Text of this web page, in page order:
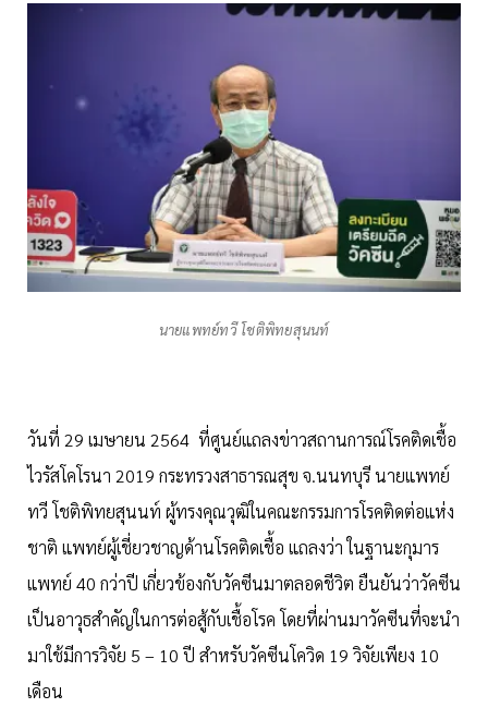
นายแพทย์ทวี โชติพิทยสุนนท์
วันที่ 29 เมษายน 2564 ที่ศูนย์แถลงข่าวสถานการณ์โรคติดเชื้อ
ไวรัสโคโรนา 2019 กระทรวงสาธารณสุข จ.นนทบุรี นายแพทย์
ทวี โชติพิทยสุนนท์ ผู้ทรงคุณวุฒิในคณะกรรมการโรคติดต่อแห่ง
ชาติ แพทย์ผู้เชี่ยวชาญด้านโรคติดเชื้อ แถลงว่า ในฐานะกุมาร
แพทย์ 40 กว่าปี เกี่ยวข้องกับวัคซีนมาตลอดชีวิต ยืนยันว่าวัคซีน
เป็นอาวุธสำคัญในการต่อสู้กับเชื้อโรค โดยที่ผ่านมาวัคซีนที่จะนำ
มาใช้มีการวิจัย 5 – 10 ปี สำหรับวัคซีนโควิด 19 วิจัยเพียง 10
เดือน